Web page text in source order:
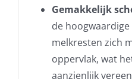
Gemakkelijk
de hoogwaardige
melkresten zich
oppervlak, wat
aanzienlijk